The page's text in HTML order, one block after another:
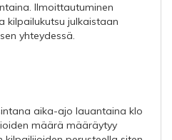
Ilmoittautuminen
kilpailukutsu julkaistaan
yhteydessä.
aika-ajo lauantaina klo
määrä määräytyy